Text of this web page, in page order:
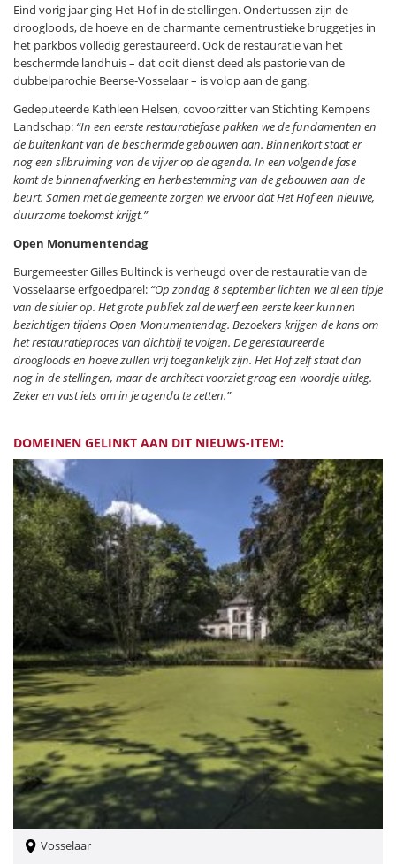
Eind vorig jaar ging Het Hof in de stellingen. Ondertussen zijn de
droogloods, de hoeve en de charmante cementrustieke bruggetjes in
het parkbos volledig gerestaureerd. Ook de restauratie van het
beschermde landhuis – dat ooit dienst deed als pastorie van de
dubbelparochie Beerse-Vosselaar – is volop aan de gang.
Gedeputeerde Kathleen Helsen, covoorzitter van Stichting Kempens
Landschap: “In een eerste restauratiefase pakken we de fundamenten en
de buitenkant van de beschermde gebouwen aan. Binnenkort staat er
nog een slibruiming van de vijver op de agenda. In een volgende fase
komt de binnenafwerking en herbestemming van de gebouwen aan de
beurt. Samen met de gemeente zorgen we ervoor dat Het Hof een nieuwe,
duurzame toekomst krijgt.”
Open Monumentendag
Burgemeester Gilles Bultinck is verheugd over de restauratie van de
Vosselaarse erfgoedparel: “Op zondag 8 september lichten we al een tipje
van de sluier op. Het grote publiek zal de werf een eerste keer kunnen
bezichtigen tijdens Open Monumentendag. Bezoekers krijgen de kans om
het restauratieproces van dichtbij te volgen. De gerestaureerde
droogloods en hoeve zullen vrij toegankelijk zijn. Het Hof zelf staat dan
nog in de stellingen, maar de architect voorziet graag een woordje uitleg.
Zeker en vast iets om in je agenda te zetten.”
DOMEINEN GELINKT AAN DIT NIEUWS-ITEM:
Vosselaar